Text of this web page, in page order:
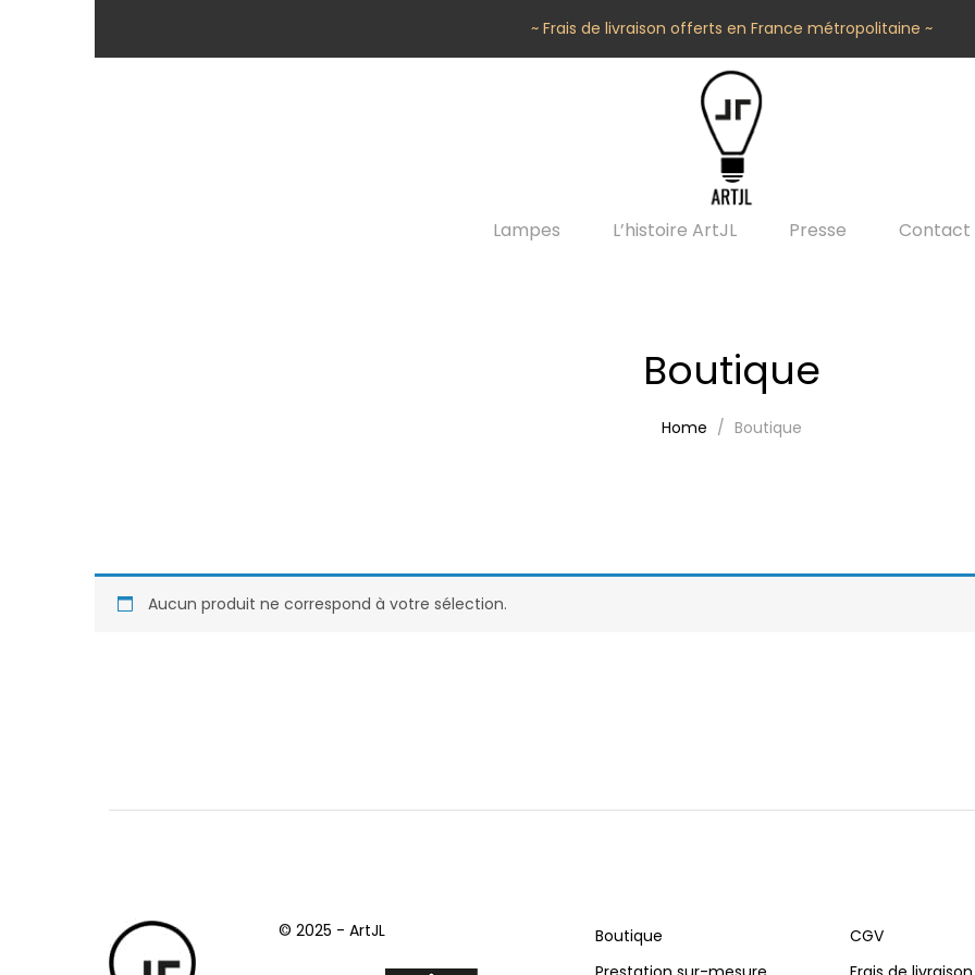
~ Frais de livraison offerts en France métropolitaine ~
Lampes L’histoire ArtJL Presse Contact
Boutique
Home Boutique
Aucun produit ne correspond à votre sélection.
© 2025 - ArtJL
Boutique
CGV